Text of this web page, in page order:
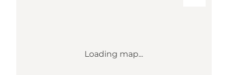
Loading map...